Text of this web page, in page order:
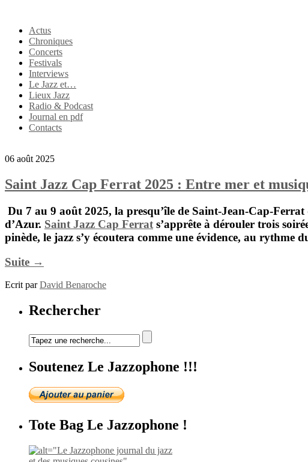
Actus
Chroniques
Concerts
Festivals
Interviews
Le Jazz et…
Lieux Jazz
Radio & Podcast
Journal en pdf
Contacts
06 août 2025
Saint Jazz Cap Ferrat 2025 : Entre mer et
Du 7 au 9 août 2025, la presqu’île de Saint-Jean-Cap-Ferrat
d’Azur. Saint Jazz Cap Ferrat s’apprête à dérouler trois
pinède, le jazz s’y écoutera comme une évidence, au rythme
Suite →
Ecrit parDavid Benaroche
Rechercher
Soutenez Le Jazzophone !!!
Tote Bag Le Jazzophone !